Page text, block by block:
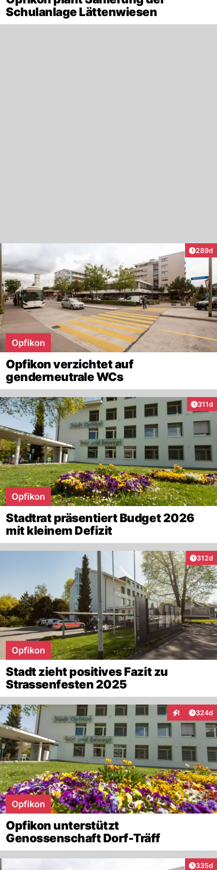
Schulanlage Lättenwiesen
289d
Opfikon
Opfikon verzichtet auf
genderneutrale WCs
311d
Opfikon
Stadtrat präsentiert Budget 2026
mit kleinem Defizit
312d
Opfikon
Stadt zieht positives Fazit zu
Strassenfesten 2025
1
Interaktionen
324d
Opfikon
Opfikon unterstützt
Genossenschaft Dorf-Träff
335d